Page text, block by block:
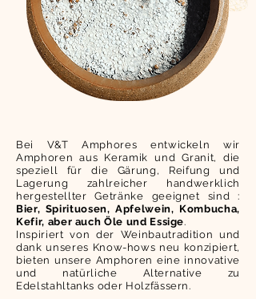
Bei V&T Amphores entwickeln wir
Amphoren aus Keramik und Granit, die
speziell für die Gärung, Reifung und
Lagerung zahlreicher handwerklich
hergestellter Getränke geeignet sind :
Bier, Spirituosen, Apfelwein, Kombucha,
Kefir, aber auch Öle und Essige.
Inspiriert von der Weinbautradition und
dank unseres Know-hows neu konzipiert,
bieten unsere Amphoren eine innovative
und natürliche Alternative zu
Edelstahltanks oder Holzfässern.